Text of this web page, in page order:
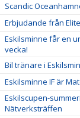
Scandic
Erbjudande från
Eskilsminne får en
vecka!
Bil tränare i
Eskilsminne IF är
Eskilscupen-
Nätverksträffen